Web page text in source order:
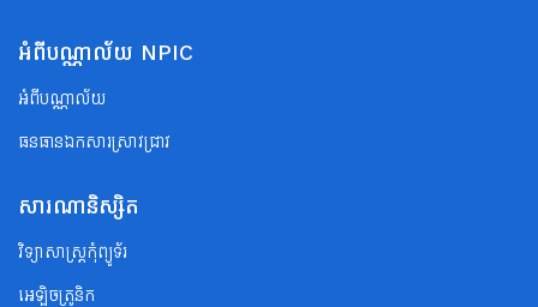
អំពីបណ្ណាល័យ NPIC
អំពីបណ្ណាល័យ
ធនធានឯកសារស្រាវជ្រាវ
សារណានិស្សិត
វិទ្យាសាស្ត្រកុំព្យូទ័រ
អេឡិចត្រូនិក